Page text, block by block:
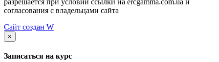
согласования с владельцами сайта
Сайт создан W
×
Записаться на курс